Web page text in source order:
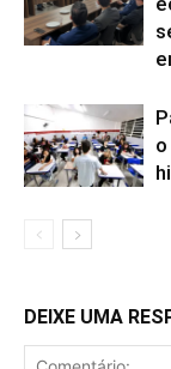
DEIXE UMA